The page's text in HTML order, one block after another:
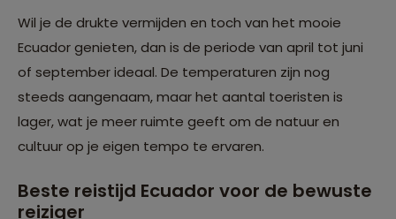
Wil je de drukte vermijden en toch van het mooie
Ecuador genieten, dan is de periode van april tot juni
of september ideaal. De temperaturen zijn nog
steeds aangenaam, maar het aantal toeristen is
lager, wat je meer ruimte geeft om de natuur en
cultuur op je eigen tempo te ervaren.
Beste reistijd Ecuador voor de bewuste
reiziger